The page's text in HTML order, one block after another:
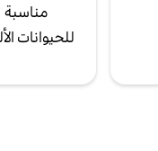
مناسبة
للحيوانات